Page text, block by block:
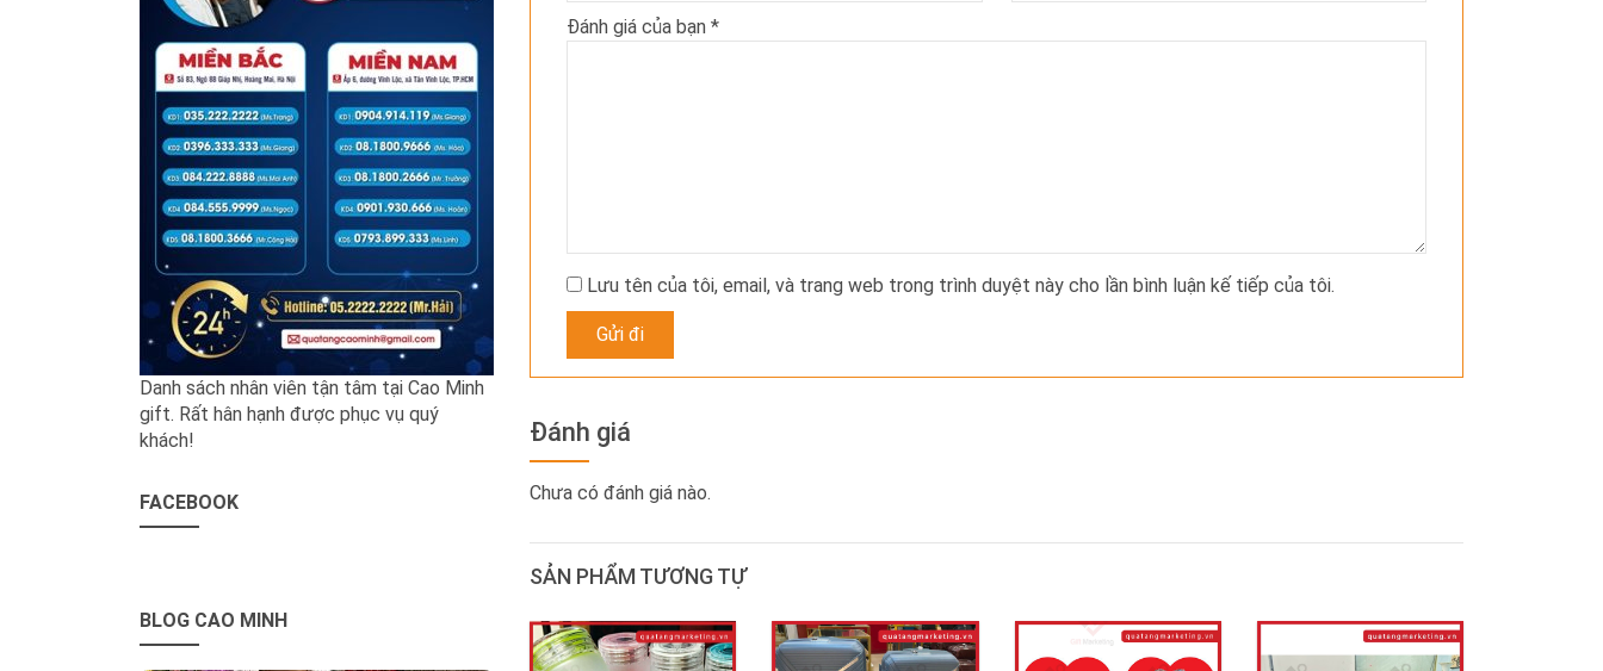
Đánh giá của bạn *
Lưu tên của tôi, email, và trang web trong trình duyệt này cho lần bình luận kế tiếp của tôi.
Đánh giá
Chưa có đánh giá nào.
SẢN PHẨM TƯƠNG TỰ
Danh sách nhân viên tận tâm tại Cao Minh
gift. Rất hân hạnh được phục vụ quý
khách!
FACEBOOK
BLOG CAO MINH